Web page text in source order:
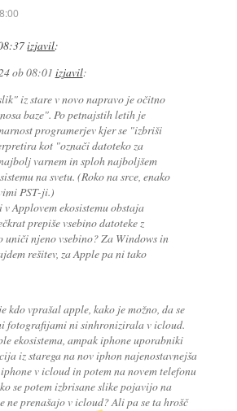
izjavil:
ob 08:01 izjavil:
iz stare v novo napravo je očitno
baze". Po petnajstih letih je
programerjev kjer se "izbriši
kot "označi datoteko za
varnem in sploh najboljšem
na svetu. (Roko na srce, enako
PST-ji.)
Applovem ekosistemu obstaja
prepiše vsebino datoteke z
uniči njeno vsebino? Za Windows in
rešitev, za Apple pa ni tako
kdo vprašal apple, kako je možno, da se
fotografijami ni sinhronizirala v icloud.
ekosistema, ampak iphone uporabniki
iz starega na nov iphon najenostavnejša
v icloud in potem na novem telefonu
se potem izbrisane slike pojavijo na
ne prenašajo v icloud? Ali pa se ta hrošč